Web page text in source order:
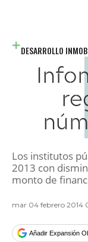
DESARROLLO
Los institutos
2013 con
monto de
mar 04 febrero 2014
Añadir Expansión